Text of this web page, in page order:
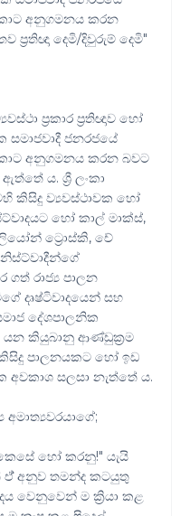
අනුගමනය කරන
දෙමි/දිවුරුම් දෙමි"
ප්‍රකාර ප්‍රතිඥාව හෝ
සමාජවාදී ජනරජයේ
අනුගමනය කරන බවට
ය. ශ්‍රී ලංකා
කිසිදු ව්‍යවස්ථාවක හෝ
හෝ කාල් මාක්ස්,
ට්‍රොස්කි, චේ
රාජ්‍ය පාලන
දෘෂ්ටිවාදයෙන් සහ
දේශපාලනික
යන කියුබානු ආණ්ඩුක්‍රම
පාලනයකට හෝ ඉඩ
අවකාශ සලසා නැත්තේ ය.
හෝ කරනු!" යැයි
ඒ් අනුව තමන්ද කටයුතු
වෙනුවෙන් ම ක්‍රියා කළ